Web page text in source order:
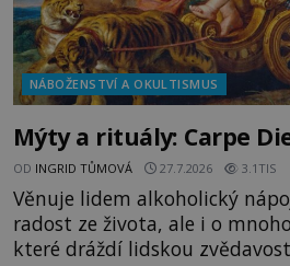
NÁBOŽENSTVÍ A OKULTISMUS
Mýty a rituály: Carpe
OD INGRID TŮMOVÁ 27.7.2026 3.1TIS
Věnuje lidem alkoholický
radost ze života, ale i o
které dráždí lidskou